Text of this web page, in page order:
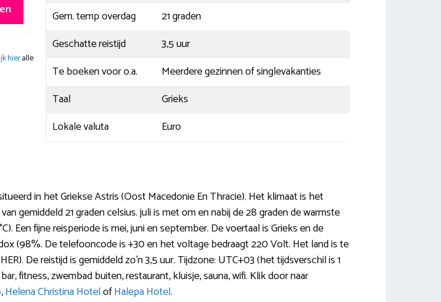
hieralle
Gem. temp overdag
21 graden
Geschatte reistijd
3,5 uur
Te boeken voor o.a.
Meerdere gezinnen of singlevakanties
Taal
Grieks
Lokale valuta
Euro
in het Griekse Astris (Oost Macedonie En Thracie). Het klimaat is het
gemiddeld 21 graden celsius. juli is met om en nabij de 28 graden de warmste
Een fijne reisperiode is mei, juni en september. De voertaal is Grieks en de
(98%. De telefooncode is +30 en het voltage bedraagt 220 Volt. Het land is te
De reistijd is gemiddeld zo’n 3,5 uur. Tijdzone: UTC+03 (het tijdsverschil is 1
fitness, zwembad buiten, restaurant, kluisje, sauna, wifi. Klik door naar
,Helena Christina HotelofHalepa Hotel.